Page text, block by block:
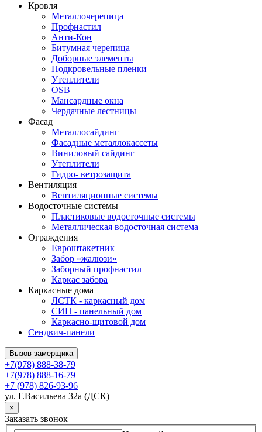
Кровля
Металлочерепица
Профнастил
Анти-Кон
Битумная черепица
Доборные элементы
Подкровельные пленки
Утеплители
OSB
Мансардные окна
Чердачные лестницы
Фасад
Металлосайдинг
Фасадные металлокассеты
Виниловый сайдинг
Утеплители
Гидро- ветрозащита
Вентиляция
Вентиляционные системы
Водосточные системы
Пластиковые водосточные системы
Металлическая водосточная система
Ограждения
Евроштакетник
Забор «жалюзи»
Заборный профнастил
Каркас забора
Каркасные дома
ЛСТК - каркасный дом
СИП - панельный дом
Каркасно-щитовой дом
Сендвич-панели
Вызов замерщика
+7(978) 888-38-79
+7(978) 888-16-79
+7 (978) 826-93-96
ул. Г.Васильева 32а (ДСК)
×
Заказать звонок